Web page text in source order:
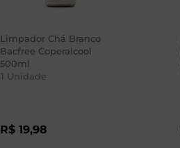
Limpador Chá Branco
Bacfree Coperalcool
500ml
1 Unidade
R$ 19,98